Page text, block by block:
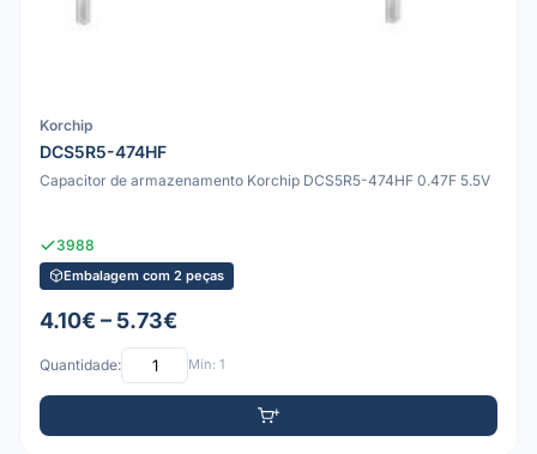
Korchip
DCS5R5-474HF
Capacitor de armazenamento Korchip DCS5R5-474HF 0.47F 5.5V
3988
Embalagem com 2 peças
4.10€ – 5.73€
Quantidade: Mín: 1